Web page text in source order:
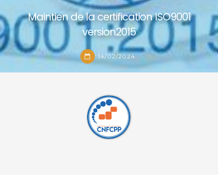
Maintien de la certification ISO9001
version2015
14/02/2024